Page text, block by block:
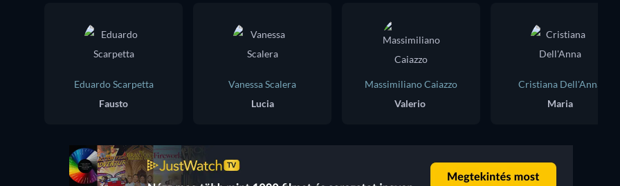
Eduardo Scarpetta
Fausto
Vanessa Scalera
Lucia
Massimiliano Caiazzo
Valerio
Cristiana Dell'Anna
Maria